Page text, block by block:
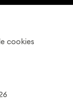
cookies